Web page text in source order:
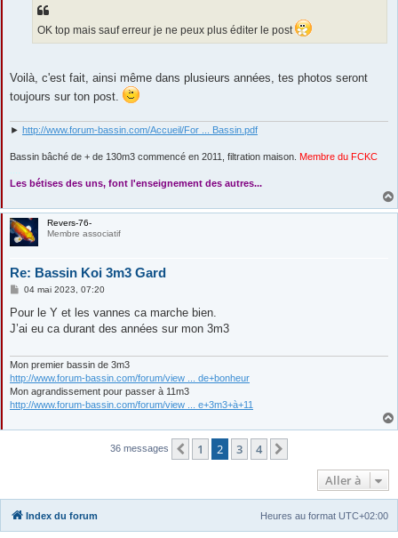
OK top mais sauf erreur je ne peux plus éditer le post
Voilà, c'est fait, ainsi même dans plusieurs années, tes photos seront
toujours sur ton post.
► http://www.forum-bassin.com/Accueil/For ... Bassin.pdf
Bassin bâché de + de 130m3 commencé en 2011, filtration maison. Membre du FCKC
Les bétises des uns, font l'enseignement des autres...
Revers-76-
Membre associatif
Re: Bassin Koi 3m3 Gard
M
s
a
04 mai 2023, 07:20
Pour le Y et les vannes ca marche bien.
J’ai eu ca durant des années sur mon 3m3
Mon premier bassin de 3m3
http://www.forum-bassin.com/forum/view ... de+bonheur
Mon agrandissement pour passer à 11m3
http://www.forum-bassin.com/forum/view ... e+3m3+à+11
36 messages Précédente
1 2 3 4
Aller à
Index du forum Heures au format UTC+02:00